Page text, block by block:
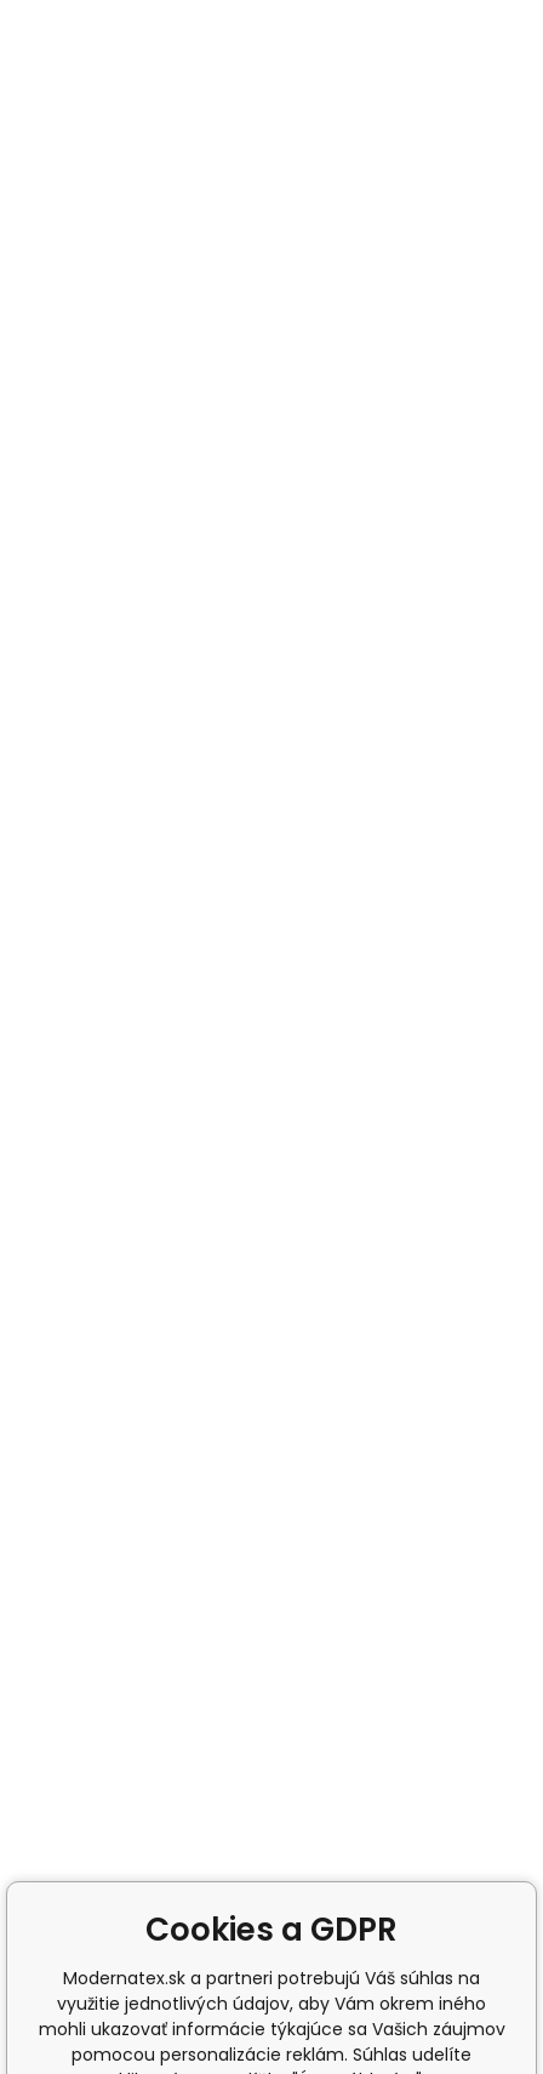
Cookies a GDPR
Modernatex.sk a partneri potrebujú Váš súhlas na
využitie jednotlivých údajov, aby Vám okrem iného
mohli ukazovať informácie týkajúce sa Vašich záujmov
pomocou personalizácie reklám. Súhlas udelíte